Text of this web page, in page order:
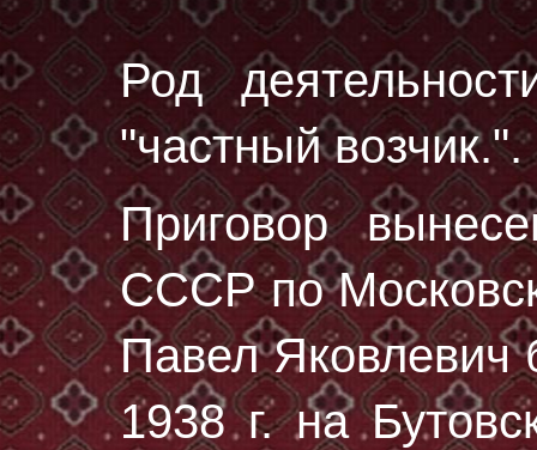
Род
"частный возчик.".
Приговор
СССР по
Павел Яковлевич
1938 г.на